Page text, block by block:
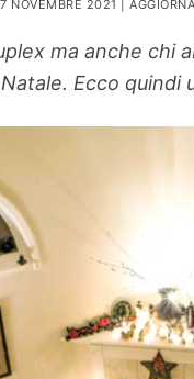
Ortaggio
Search for:
NOVEMBRE 2021 |
ma anche chi
Ecco quindi